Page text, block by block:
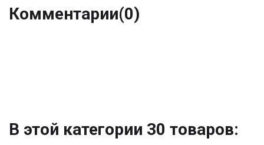
Комментарии(0)
В этой категории 30 товаров: